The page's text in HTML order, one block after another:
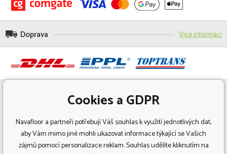
Doprava Více informací
Cookies a GDPR
Navafloor a partneři potřebují Váš souhlas k využití jednotlivých dat,
aby Vám mimo jiné mohli ukazovat informace týkající se Vašich
zájmů pomocí personalizace reklam. Souhlas udělíte kliknutím na